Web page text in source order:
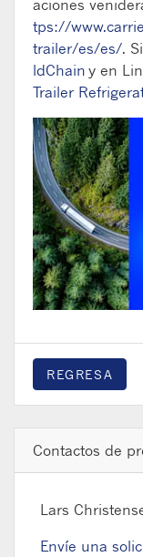
aciones
tps://www.
trailer/es/es/.
ldChain y en
Trailer
REGRESA
Contactos de
Lars
Envíe una